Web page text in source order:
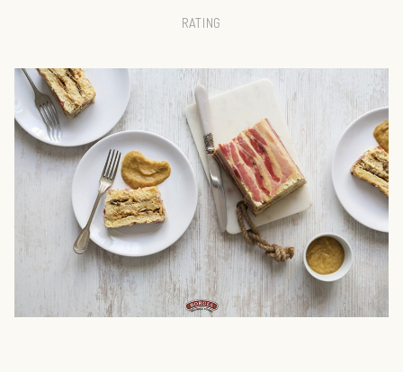
RATING